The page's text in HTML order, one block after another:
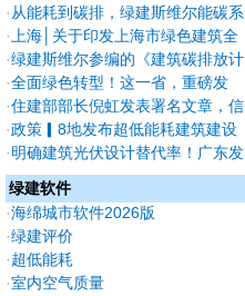
施方案》新建住宅全执行绿标，
2030保障房率先成"好房子"
· 从能耗到碳排，绿建斯维尔能碳系
列软件2026版深度焕新
· 上海│关于印发上海市绿色建筑全
过程管理相关格式文本的通知
·绿建斯维尔参编的《建筑碳排放计
算与评价标准》已实施！
·全面绿色转型！这一省，重磅发
布！
·住建部部长倪虹发表署名文章，信
息量很大！
·政策▎8地发布超低能耗建筑建设
任务
·明确建筑光伏设计替代率！广东发
布《可再生能源建筑应用系统设计
技术导则》（征求意见稿）
绿建软件
·海绵城市软件2026版
·绿建评价
·超低能耗
·室内空气质量